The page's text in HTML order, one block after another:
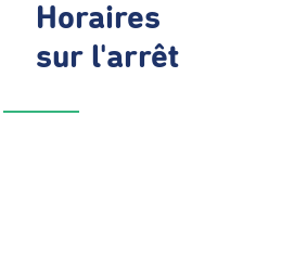
Horaires
sur l'arrêt